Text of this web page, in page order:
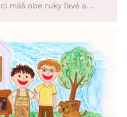
máš obe ruky ľavé a